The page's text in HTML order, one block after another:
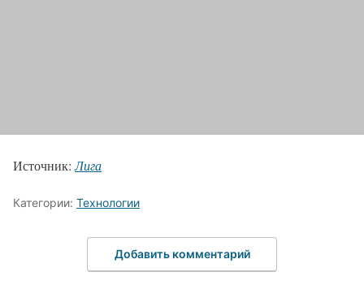
Источник:Лига
Категории: Технологии
Добавить комментарий